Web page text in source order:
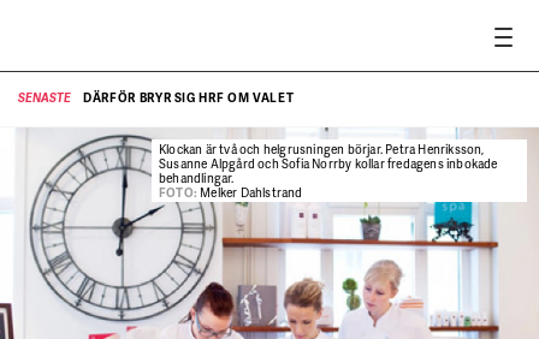
SENASTE DÄRFÖR BRYR SIG HRF OM VALET
Klockan är två och helgrusningen börjar. Petra Henriksson,
Susanne Alpgård och Sofia Norrby kollar fredagens inbokade
behandlingar.
FOTO: Melker Dahlstrand